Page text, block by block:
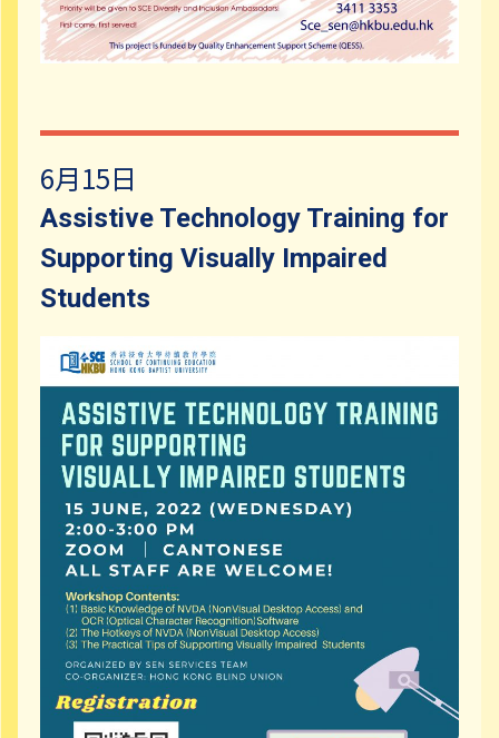
6月15日
Assistive Technology Training for
Supporting Visually Impaired
Students